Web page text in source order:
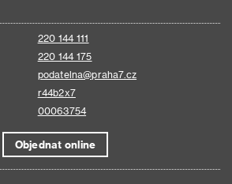
220 144 111
220 144 175
podatelna@praha7.cz
r44b2x7
00063754
Objednat online